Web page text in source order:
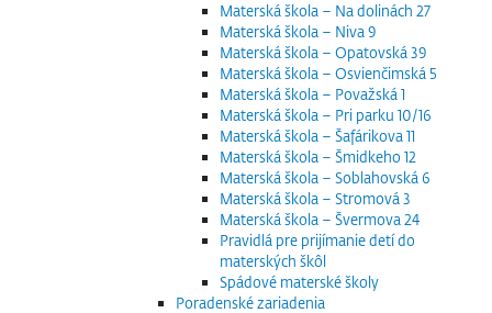
Materská škola – Na dolinách 27
Materská škola – Niva 9
Materská škola – Opatovská 39
Materská škola – Osvienčimská 5
Materská škola – Považská 1
Materská škola – Pri parku 10/16
Materská škola – Šafárikova 11
Materská škola – Šmidkeho 12
Materská škola – Soblahovská 6
Materská škola – Stromová 3
Materská škola – Švermova 24
Pravidlá pre prijímanie detí do
materských škôl
Spádové materské školy
Poradenské zariadenia